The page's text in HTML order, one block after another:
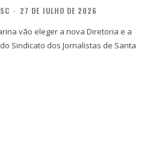
- 27 DE JULHO DE 2026
vão eleger a nova Diretoria e a
Sindicato dos Jornalistas de Santa